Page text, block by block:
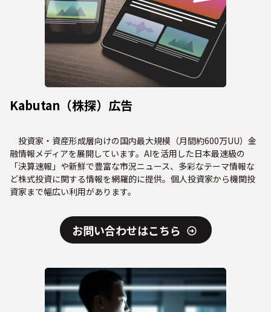
Kabutan（株探）広告
投資家・資産形成層向けの国内最大規模（月間約600万UU）金
融情報メディアを展開しています。AIを活用した日本最速級の
「決算速報」や新鮮で豊富な市況ニュース、多彩なテーマ情報な
ど株式投資に関する情報を網羅的に提供。個人投資家から機関投
資家まで幅広い利用があります。
お問い合わせはこちら